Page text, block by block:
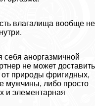
влагалища вообще не
себя анopгaзмичной
не может доставить
природы фригидных,
мужчины, либо просто
и элементарная